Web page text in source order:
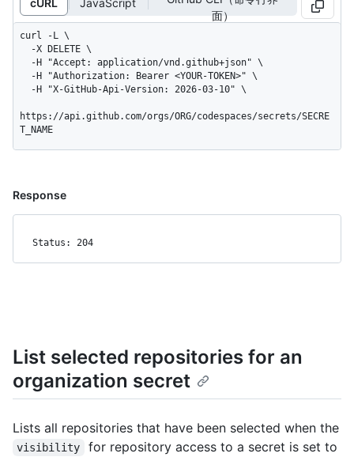
cURL JavaScript
面）
curl -L \
https://api.github.com/orgs/ORG/codespaces/secrets/SECRE
T_NAME
Response
Status: 204
List selected repositories for an
organization secret
Lists all repositories that have been selected when the
visibility for repository access to a secret is set to